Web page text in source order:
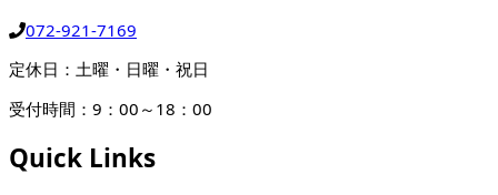
072-921-7169
定休日：土曜・日曜・祝日
受付時間：9：00～18：00
Quick Links